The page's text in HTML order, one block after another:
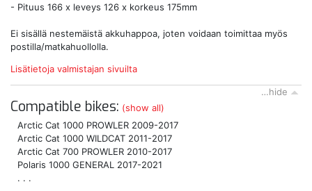
- Pituus 166 x leveys 126 x korkeus 175mm
Ei sisällä nestemäistä akkuhappoa, joten voidaan toimittaa myös
postilla/matkahuollolla.
Lisätietoja valmistajan sivuilta
…hide
Compatible bikes: (show all)
Arctic Cat 1000 PROWLER 2009-2017
Arctic Cat 1000 WILDCAT 2011-2017
Arctic Cat 700 PROWLER 2010-2017
Polaris 1000 GENERAL 2017-2021
. . .